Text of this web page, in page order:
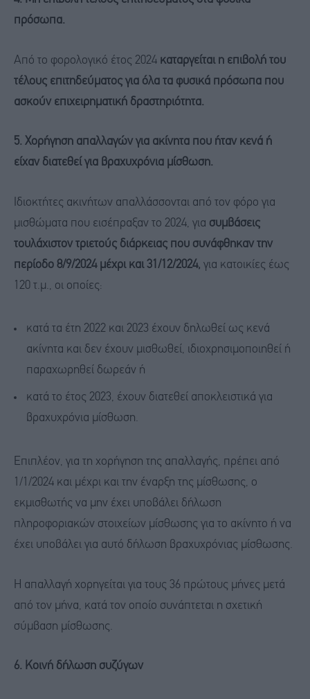
πρόσωπα.
Από το φορολογικό έτος 2024 καταργείται η επιβολή του
τέλους επιτηδεύματος για όλα τα φυσικά πρόσωπα που
ασκούν επιχειρηματική δραστηριότητα.
5. Χορήγηση απαλλαγών για ακίνητα που ήταν κενά ή
είχαν διατεθεί για βραχυχρόνια μίσθωση.
Ιδιοκτήτες ακινήτων απαλλάσσονται από τον φόρο για
μισθώματα που εισέπραξαν το 2024, για συμβάσεις
τουλάχιστον τριετούς διάρκειας που συνάφθηκαν την
περίοδο 8/9/2024 μέχρι και 31/12/2024, για κατοικίες έως
120 τ.μ., οι οποίες:
κατά τα έτη 2022 και 2023 έχουν δηλωθεί ως κενά
ακίνητα και δεν έχουν μισθωθεί, ιδιοχρησιμοποιηθεί ή
παραχωρηθεί δωρεάν ή
κατά το έτος 2023, έχουν διατεθεί αποκλειστικά για
βραχυχρόνια μίσθωση.
Επιπλέον, για τη χορήγηση της απαλλαγής, πρέπει από
1/1/2024 και μέχρι και την έναρξη της μίσθωσης, ο
εκμισθωτής να μην έχει υποβάλει δήλωση
πληροφοριακών στοιχείων μίσθωσης για το ακίνητο ή να
έχει υποβάλει για αυτό δήλωση βραχυχρόνιας μίσθωσης.
Η απαλλαγή χορηγείται για τους 36 πρώτους μήνες μετά
από τον μήνα, κατά τον οποίο συνάπτεται η σχετική
σύμβαση μίσθωσης.
6. Κοινή δήλωση συζύγων